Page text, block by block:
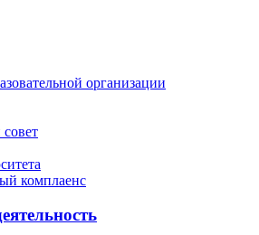
организации
комплаенс